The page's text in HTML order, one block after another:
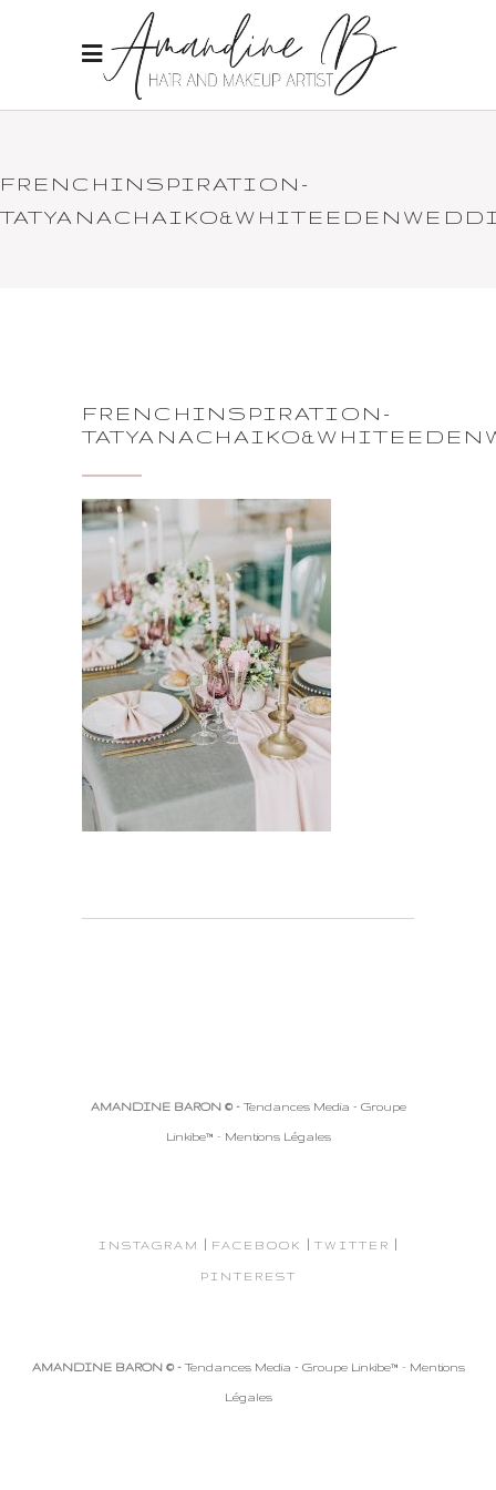
FRENCHINSPIRATION-
FRENCHINSPIRATION-
AMANDINE BARON © -Tendances Media - Groupe
Linkibe™ - Mentions Légales
INSTAGRAM | FACEBOOK | TWITTER |
PINTEREST
AMANDINE BARON © -Tendances Media - Groupe Linkibe™ - Mentions
Légales